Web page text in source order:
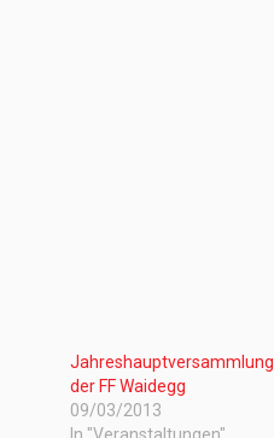
Jahreshauptversammlung
der FF Waidegg
09/03/2013